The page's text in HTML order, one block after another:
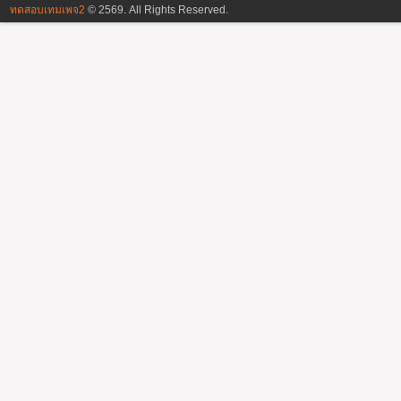
ทดสอบเทมเพจ2 © 2569. All Rights Reserved.